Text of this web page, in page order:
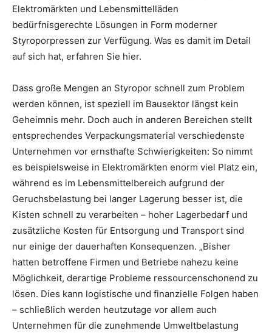
Elektromärkten und Lebensmittelläden
bedürfnisgerechte Lösungen in Form moderner
Styroporpressen zur Verfügung. Was es damit im Detail
auf sich hat, erfahren Sie hier.
Dass große Mengen an Styropor schnell zum Problem
werden können, ist speziell im Bausektor längst kein
Geheimnis mehr. Doch auch in anderen Bereichen stellt
entsprechendes Verpackungsmaterial verschiedenste
Unternehmen vor ernsthafte Schwierigkeiten: So nimmt
es beispielsweise in Elektromärkten enorm viel Platz ein,
während es im Lebensmittelbereich aufgrund der
Geruchsbelastung bei langer Lagerung besser ist, die
Kisten schnell zu verarbeiten – hoher Lagerbedarf und
zusätzliche Kosten für Entsorgung und Transport sind
nur einige der dauerhaften Konsequenzen. „Bisher
hatten betroffene Firmen und Betriebe nahezu keine
Möglichkeit, derartige Probleme ressourcenschonend zu
lösen. Dies kann logistische und finanzielle Folgen haben
– schließlich werden heutzutage vor allem auch
Unternehmen für die zunehmende Umweltbelastung